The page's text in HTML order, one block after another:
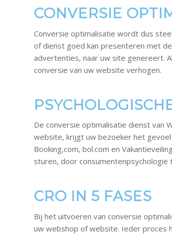
CONVERSIE
Conversie optimalisatie wordt dus
of dienst goed kan presenteren met
advertenties, naar uw site genereert.
conversie van uw website verhogen.
De conversie optimalisatie dienst van
website, krijgt uw bezoeker het
Booking,com, bol.com en
sturen, door
CRO IN 5 FASES
Bij het uitvoeren van conversie
uw webshop of website. Ieder proces